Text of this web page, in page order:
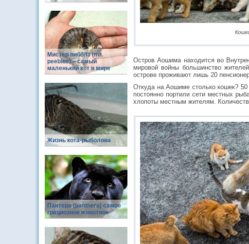
Мистер пибблз (mr.
peebles) – самый
маленький кот в мире
Жизнь кота-рыболова
Пантера (panthera) самое
грациозное животное
Остров Аошима находится во
мировой войны большинство
острове проживают лишь 20
Откуда на Аошиме столько кошек?
постоянно портили сети местных
хлопоты местным жителям.